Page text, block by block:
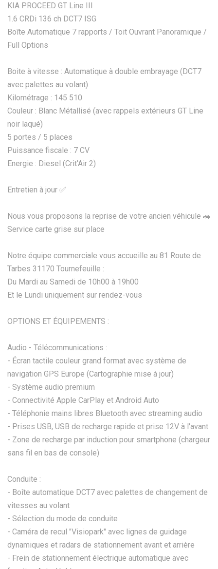
KIA PROCEED GT Line III
1.6 CRDi 136 ch DCT7 ISG
Boîte Automatique 7 rapports / Toit Ouvrant Panoramique /
Full Options
Boite à vitesse : Automatique à double embrayage (DCT7
avec palettes au volant)
Kilométrage : 145 510
Couleur : Blanc Métallisé (avec rappels extérieurs GT Line
noir laqué)
5 portes / 5 places
Puissance fiscale : 7 CV
Energie : Diesel (Crit'Air 2)
Entretien à jour ✅
Nous vous proposons la reprise de votre ancien véhicule 🚗
Service carte grise sur place
Notre équipe commerciale vous accueille au 81 Route de
Tarbes 31170 Tournefeuille :
Du Mardi au Samedi de 10h00 à 19h00
Et le Lundi uniquement sur rendez-vous
OPTIONS ET ÉQUIPEMENTS :
Audio - Télécommunications :
- Écran tactile couleur grand format avec système de
navigation GPS Europe (Cartographie mise à jour)
- Système audio premium
- Connectivité Apple CarPlay et Android Auto
- Téléphonie mains libres Bluetooth avec streaming audio
- Prises USB, USB de recharge rapide et prise 12V à l'avant
- Zone de recharge par induction pour smartphone (chargeur
sans fil en bas de console)
Conduite :
- Boîte automatique DCT7 avec palettes de changement de
vitesses au volant
- Sélection du mode de conduite
- Caméra de recul "Visiopark" avec lignes de guidage
dynamiques et radars de stationnement avant et arrière
- Frein de stationnement électrique automatique avec